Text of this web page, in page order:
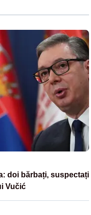
doi bărbați, suspectați
Vučić